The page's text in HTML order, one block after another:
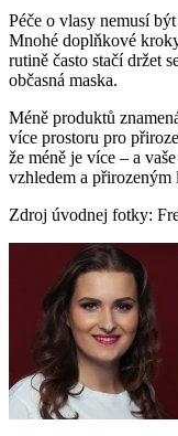
Péče o vlasy nemusí
Mnohé doplňkové
rutině často stačí držet
občasná maska.
Méně produktů
více prostoru pro
že méně je více – a
vzhledem a přirozeným
Zdroj úvodnej fotky: